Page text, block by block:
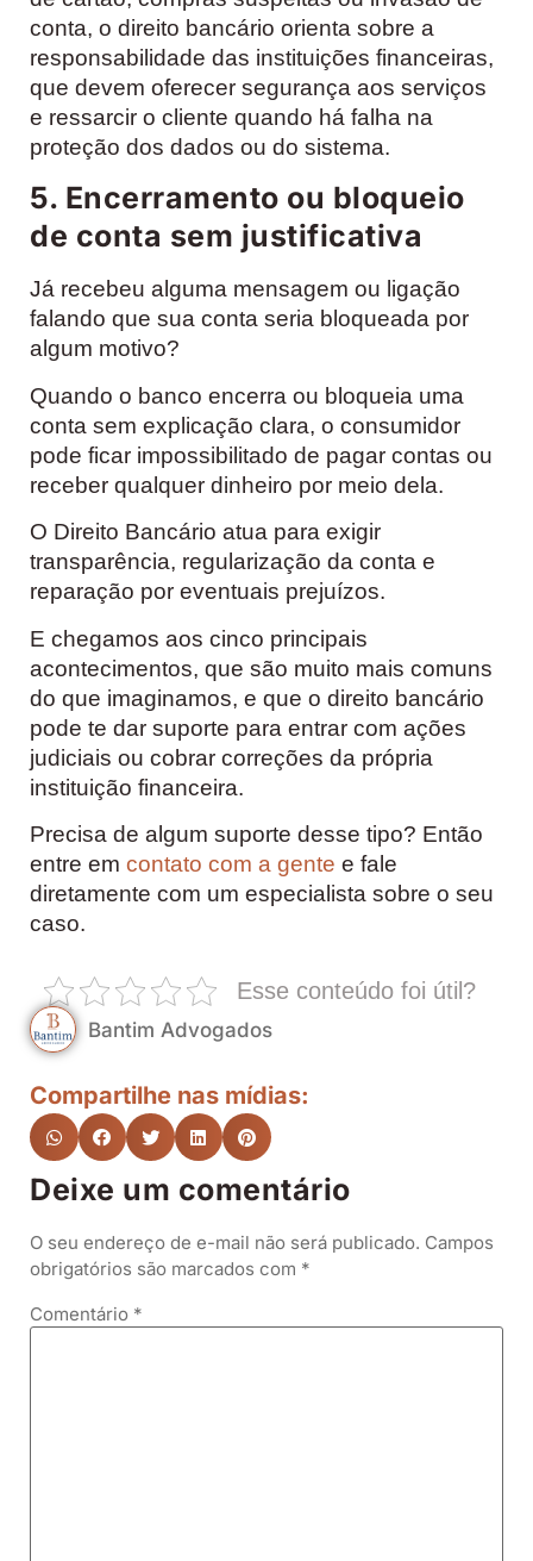
conta, o direito bancário orienta sobre a
responsabilidade das instituições financeiras,
que devem oferecer segurança aos serviços
e ressarcir o cliente quando há falha na
proteção dos dados ou do sistema.
5. Encerramento ou bloqueio
de conta sem justificativa
Já recebeu alguma mensagem ou ligação
falando que sua conta seria bloqueada por
algum motivo?
Quando o banco encerra ou bloqueia uma
conta sem explicação clara, o consumidor
pode ficar impossibilitado de pagar contas ou
receber qualquer dinheiro por meio dela.
O Direito Bancário atua para exigir
transparência, regularização da conta e
reparação por eventuais prejuízos.
E chegamos aos cinco principais
acontecimentos, que são muito mais comuns
do que imaginamos, e que o direito bancário
pode te dar suporte para entrar com ações
judiciais ou cobrar correções da própria
instituição financeira.
Precisa de algum suporte desse tipo? Então
entre em contato com a gente e fale
diretamente com um especialista sobre o seu
caso.
Esse conteúdo foi útil?
Bantim Advogados
Compartilhe nas mídias:
Deixe um comentário
O seu endereço de e-mail não será publicado. Campos
obrigatórios são marcados com *
Comentário *